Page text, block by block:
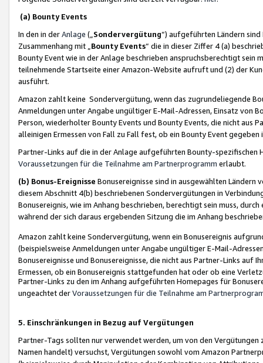
(a) Bounty Events
In den in derAnlage („ Sondervergütung“) aufgeführten Ländern
Zusammenhang mit „ Bounty Events“ die in dieser Ziffer 4 (a)
Bounty Event wie in der Anlage beschrieben anspruchsberechtigt sein
teilnehmende Startseite einer Amazon-Website aufruft und (2) der
ausführt.
Amazon zahlt keine Sondervergütung, wenn das zugrundeliegende
Anmeldungen unter Angabe ungültiger E-Mail-Adressen, Einsatz von
Person, wiederholter Bounty Events und Bounty Events, die nicht
alleinigen Ermessen von Fall zu Fall fest, ob ein Bounty Event
Partner-Links auf die in der Anlage aufgeführten Bounty-spezifischen
Voraussetzungen für die Teilnahme am Partnerprogramm erlaubt.
(b) Bonus-Ereignisse Bonusereignisse sind in ausgewählten Ländern
diesem Abschnitt 4(b) beschriebenen Sondervergütungen in
Bonusereignis, wie im Anhang beschrieben, berechtigt sein muss,
während der sich daraus ergebenden Sitzung die im Anhang
Amazon zahlt keine Sondervergütung, wenn ein Bonusereignis
(beispielsweise Anmeldungen unter Angabe ungültiger E-Mail-
Bonusereignisse und Bonusereignisse, die nicht aus Partner-Links auf
Ermessen, ob ein Bonusereignis stattgefunden hat oder ob eine
Partner-Links zu den im Anhang aufgeführten Homepages für
ungeachtet derVoraussetzungen für die Teilnahme am
5. Einschränkungen in Bezug auf Vergütungen
Partner-Tags sollten nur verwendet werden, um von den
Namen handelt) versuchst, Vergütungen sowohl vom Amazon